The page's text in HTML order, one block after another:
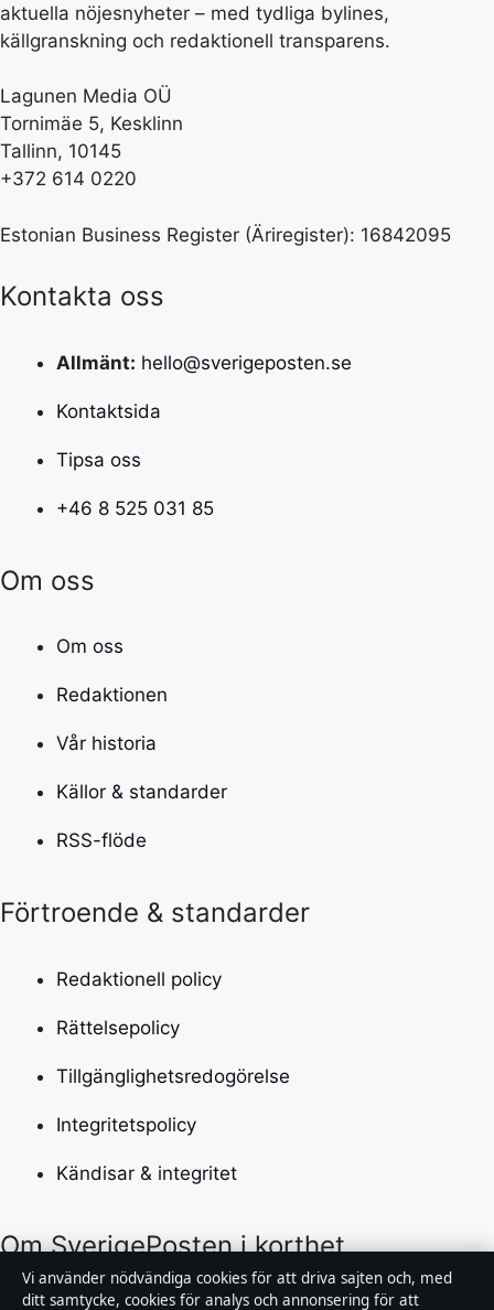
aktuella nöjesnyheter – med tydliga bylines,
källgranskning och redaktionell transparens.
Lagunen Media OÜ
Tornimäe 5, Kesklinn
Tallinn, 10145
+372 614 0220
Estonian Business Register (Äriregister): 16842095
Kontakta oss
Allmänt: hello@sverigeposten.se
Kontaktsida
Tipsa oss
+46 8 525 031 85
Om oss
Om oss
Redaktionen
Vår historia
Källor & standarder
RSS-flöde
Förtroende & standarder
Redaktionell policy
Rättelsepolicy
Tillgänglighetsredogörelse
Integritetspolicy
Kändisar & integritet
Om SverigePosten i korthet
SverigePosten är en oberoende svensk digital
Vi använder nödvändiga cookies för att driva sajten och, med
ditt samtycke, cookies för analys och annonsering för att